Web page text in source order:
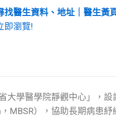
找醫生資料、地址｜醫生黃
即瀏覽!
大學醫學院靜觀中心」，設
MBSR），協助長期病患紓